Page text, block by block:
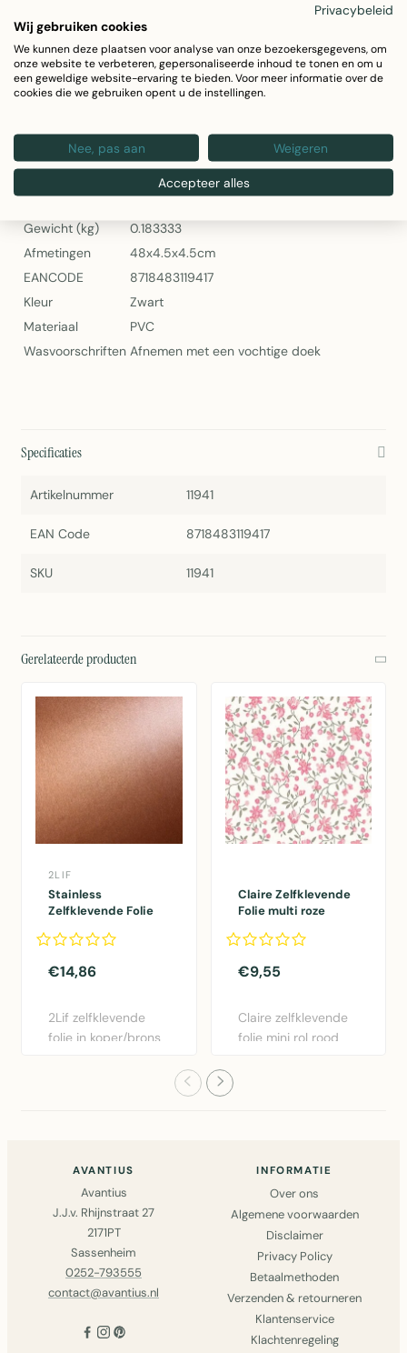
Materiaal: Duurzaam PVC
Zelfklevend en herpositioneerbaar
Onderhoudsarm - afnemen met vochtige doek
Gewicht: 183 gram
Specificaties
Gewicht (kg)
0.183333
Afmetingen
48x4.5x4.5cm
EANCODE
8718483119417
Kleur
Zwart
Materiaal
PVC
Wasvoorschriften Afnemen met een vochtige doek
Specificaties
Artikelnummer 11941
EAN Code 8718483119417
SKU 11941
Gerelateerde producten
2LIF
Stainless
Zelfklevende Folie
45cmx1,5mtr
€14,86
2Lif zelfklevende
folie in koper/brons
Claire Zelfklevende
Folie multi roze
€9,55
Claire zelfklevende
folie mini rol rood
AVANTIUS
Avantius
J.J.v. Rhijnstraat 27
2171PT
Sassenheim
0252-793555
contact@avantius.nl
INFORMATIE
Over ons
Algemene voorwaarden
Disclaimer
Privacy Policy
Betaalmethoden
Verzenden & retourneren
Klantenservice
Klachtenregeling
Privacybeleid
Wij gebruiken cookies
We kunnen deze plaatsen voor analyse van onze bezoekersgegevens, om
onze website te verbeteren, gepersonaliseerde inhoud te tonen en om u
een geweldige website-ervaring te bieden. Voor meer informatie over de
cookies die we gebruiken opent u de instellingen.
Nee, pas aan Weigeren
Accepteer alles